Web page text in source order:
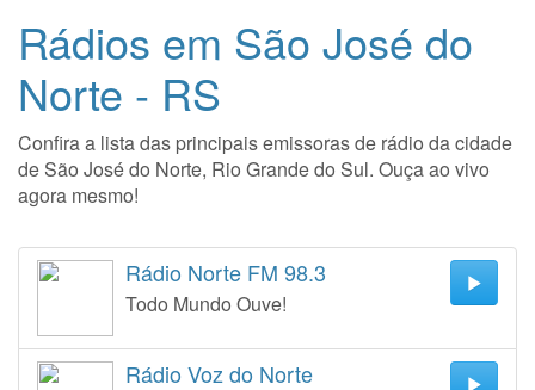
Rádios em São José do
Norte - RS
Confira a lista das principais emissoras de rádio da cidade
de São José do Norte, Rio Grande do Sul. Ouça ao vivo
agora mesmo!
Rádio Norte FM 98.3
Todo Mundo Ouve!
Rádio Voz do Norte